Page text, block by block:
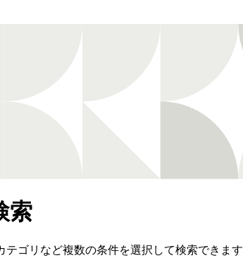
索
テゴリなど複数の条件を選択して検索できます